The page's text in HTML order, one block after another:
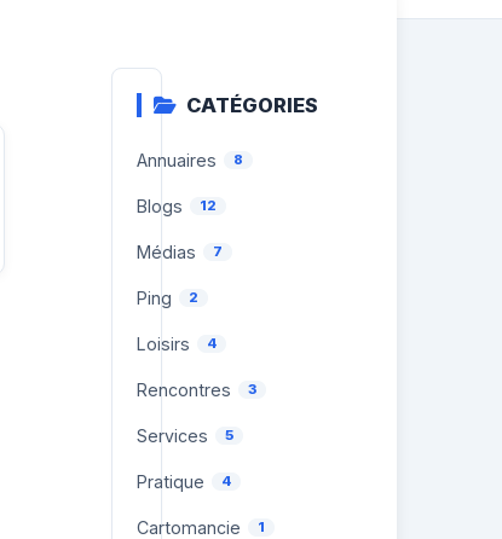
CATÉGORIES
Annuaires 8
Blogs 12
Médias 7
Ping 2
Loisirs 4
Rencontres 3
Services 5
Pratique 4
Cartomancie 1